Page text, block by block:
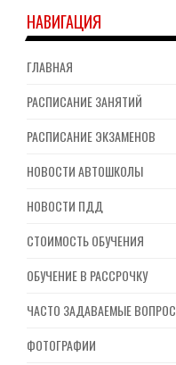
НАВИГАЦИЯ
ГЛАВНАЯ
РАСПИСАНИЕ ЗАНЯТИЙ
РАСПИСАНИЕ ЭКЗАМЕНОВ
НОВОСТИ АВТОШКОЛЫ
НОВОСТИ ПДД
СТОИМОСТЬ ОБУЧЕНИЯ
ОБУЧЕНИЕ В РАССРОЧКУ
ЧАСТО ЗАДАВАЕМЫЕ
ФОТОГРАФИИ